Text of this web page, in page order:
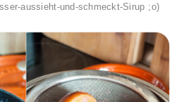
aussieht-und-schmeckt-Sirup ;o)